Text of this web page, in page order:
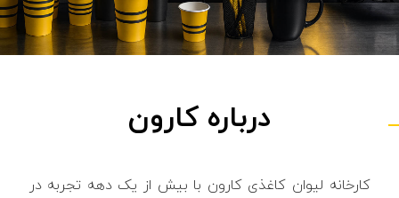
درباره کارون
کارخانه لیوان کاغذی کارون با بیش از یک دهه تجربه در